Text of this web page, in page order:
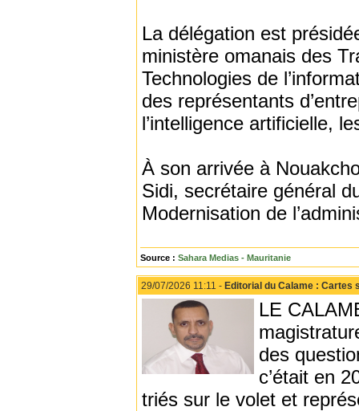
La délégation est
ministère omanais des
Technologies de
des représentants
l’intelligence artificielle,
À son arrivée à
Sidi, secrétaire général
Modernisation de
Source : Sahara Medias - Mauritanie
29/07/2026 11:11 - Editorial du Calame : Cartes
LE
des
c’était en
triés sur le volet et